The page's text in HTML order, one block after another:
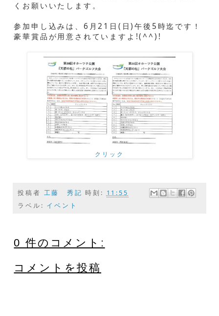
くお願いいたします。
参加申し込みは、6月21日(日)午後5時迄です！
豪華賞品が用意されていますよ!(^^)!
クリック
投稿者 工藤 秀記 時刻: 11:55
ラベル: イベント
0 件のコメント:
コメントを投稿